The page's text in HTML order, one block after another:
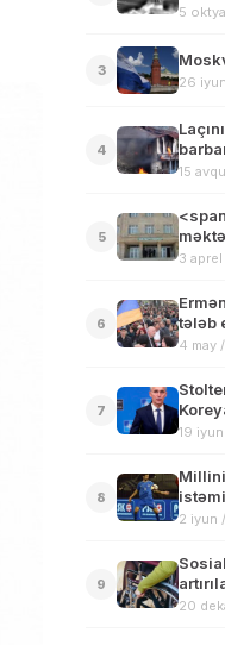
5
3
26
4
15
5
3
6
tələb
4 may
7
19
8
2 iyun
9
20